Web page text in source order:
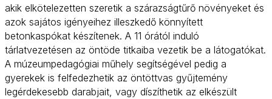
akik elkötelezetten szeretik a szárazságtűrő növényeket és
azok sajátos igényeihez illeszkedő könnyített
betonkaspókat készítenek. A 11 órától induló
tárlatvezetésen az öntöde titkaiba vezetik be a látogatókat.
A múzeumpedagógiai műhely segítségével pedig a
gyerekek is felfedezhetik az öntöttvas gyűjtemény
legérdekesebb darabjait, vagy díszíthetik az elkészült